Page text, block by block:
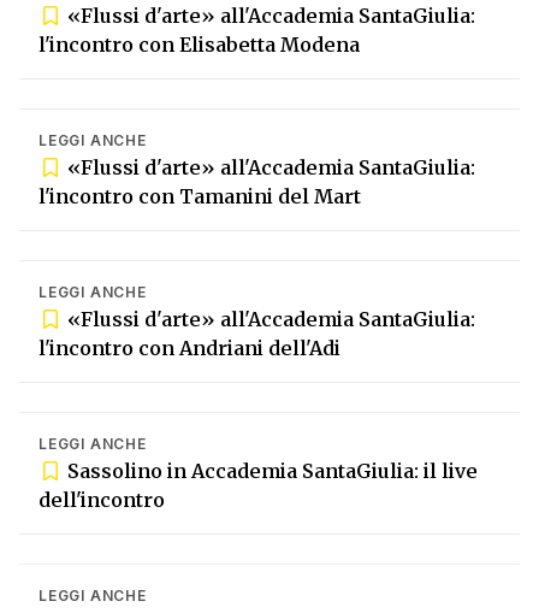
«Flussi d'arte» all'Accademia SantaGiulia:
l'incontro con Elisabetta Modena
LEGGI ANCHE
«Flussi d'arte» all'Accademia SantaGiulia:
l'incontro con Tamanini del Mart
LEGGI ANCHE
«Flussi d'arte» all'Accademia SantaGiulia:
l'incontro con Andriani dell'Adi
LEGGI ANCHE
Sassolino in Accademia SantaGiulia: il live
dell'incontro
LEGGI ANCHE